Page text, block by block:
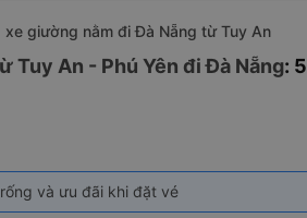
xe giường nằm đi Đà Nẵng từ Tuy An
Tuy An - Phú Yên đi Đà Nẵng:
và ưu đãi khi đặt vé